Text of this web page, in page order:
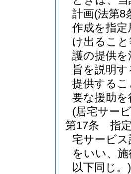
計画(法第8
作成を指
け出るこ
護の提供
旨を説明
提供する
要な援助
(居宅サー
第17条
指
宅サービス
をいい、
以下同じ。)